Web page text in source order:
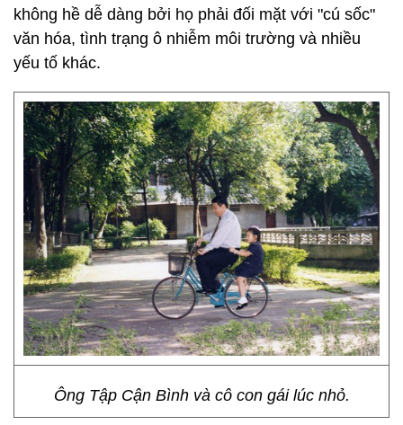
không hề dễ dàng bởi họ phải đối mặt với "cú sốc"
văn hóa, tình trạng ô nhiễm môi trường và nhiều
yếu tố khác.
Ông Tập Cận Bình và cô con gái lúc nhỏ.